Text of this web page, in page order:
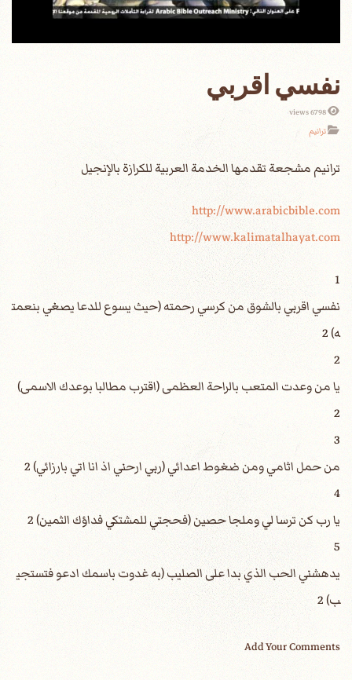
نفسي اقربي
6798 views
ترانيم
http://www.arabicbible.com
http://www.kalimatalhayat.com
1
‎نفسي اقربي بالشوق من كرسي رحمته (حيث يسوع للدعا يصغي بنعمت
ه) 2
2
‎يا من وعدت المتعب بالراحة العظمى (اقترب مطالبا بوعدك الاسمى)
2
3
4
5
‎يدهشني الحب الذي بدا على الصليب (به غدوت باسمك ادعو فتستجي
ب) 2
Add Your Comments